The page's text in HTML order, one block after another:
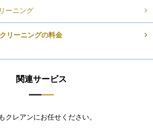
ーニング
リーニングの料金
関連サービス
クレアンにお任せください。